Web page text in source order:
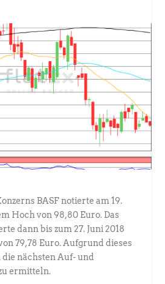
BASF notierte am 19.
Hoch von 98,80 Euro. Das
dann bis zum 27. Juni 2018
79,78 Euro. Aufgrund dieses
nächsten Auf- und
ermitteln.